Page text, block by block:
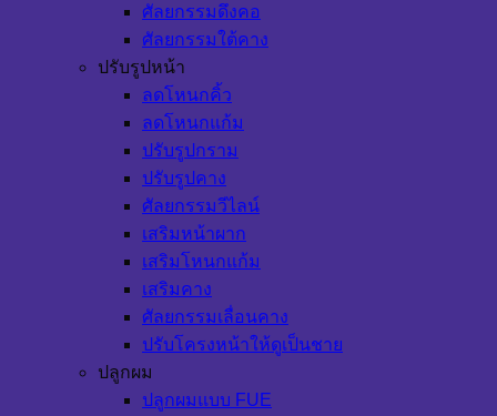
ศัลยกรรมดึงคอ
ศัลยกรรมใต้คาง
ปรับรูปหน้า
ลดโหนกคิ้ว
ลดโหนกแก้ม
ปรับรูปกราม
ปรับรูปคาง
ศัลยกรรมวีไลน์
เสริมหน้าผาก
เสริมโหนกแก้ม
เสริมคาง
ศัลยกรรมเลื่อนคาง
ปรับโครงหน้าให้ดูเป็นชาย
ปลูกผม
ปลูกผมแบบ FUE